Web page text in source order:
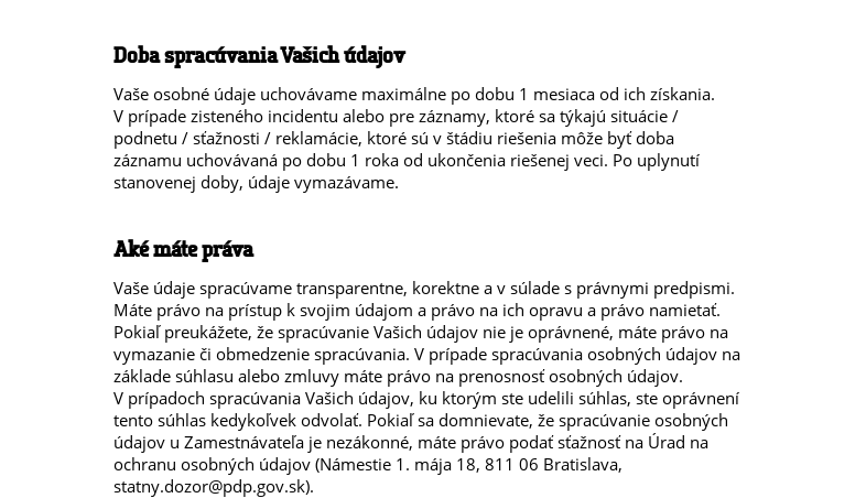
Doba spracúvania Vašich údajov
Vaše osobné údaje uchovávame maximálne po dobu 1 mesiaca od ich získania.
V prípade zisteného incidentu alebo pre záznamy, ktoré sa týkajú situácie /
podnetu / sťažnosti / reklamácie, ktoré sú v štádiu riešenia môže byť doba
záznamu uchovávaná po dobu 1 roka od ukončenia riešenej veci. Po uplynutí
stanovenej doby, údaje vymazávame.
Aké máte práva
Vaše údaje spracúvame transparentne, korektne a v súlade s právnymi predpismi.
Máte právo na prístup k svojim údajom a právo na ich opravu a právo namietať.
Pokiaľ preukážete, že spracúvanie Vašich údajov nie je oprávnené, máte právo na
vymazanie či obmedzenie spracúvania. V prípade spracúvania osobných údajov na
základe súhlasu alebo zmluvy máte právo na prenosnosť osobných údajov.
V prípadoch spracúvania Vašich údajov, ku ktorým ste udelili súhlas, ste oprávnení
tento súhlas kedykoľvek odvolať. Pokiaľ sa domnievate, že spracúvanie osobných
údajov u Zamestnávateľa je nezákonné, máte právo podať sťažnosť na Úrad na
ochranu osobných údajov (Námestie 1. mája 18, 811 06 Bratislava,
statny.dozor@pdp.gov.sk).